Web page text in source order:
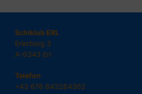
Schiklub ERL
Erlerberg 3
A-6343 Erl
Telefon
+43 676 843264362